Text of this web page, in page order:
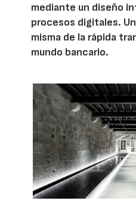
mediante un diseño
procesos digitales.
misma de la rápida
mundo bancario.